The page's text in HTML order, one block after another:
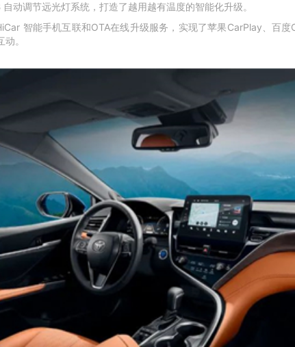
动调节远光灯系统，打造了越用越有温度的智能化升级。
智能手机互联和OTA在线升级服务，实现了苹果CarPlay、百
。